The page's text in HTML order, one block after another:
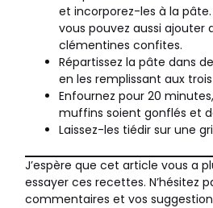
et incorporez-les à la
vous pouvez aussi ajouter
clémentines confites.
Répartissez la pâte dans
en les remplissant aux
Enfournez pour 20
muffins soient gonflés et
Laissez-les tiédir sur une
J’espère que cet article vous a
essayer ces recettes. N’hésitez
commentaires et vos